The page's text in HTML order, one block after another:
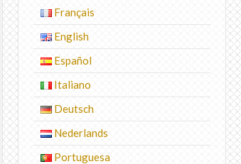
Français
English
Español
Italiano
Deutsch
Nederlands
Portuguesa